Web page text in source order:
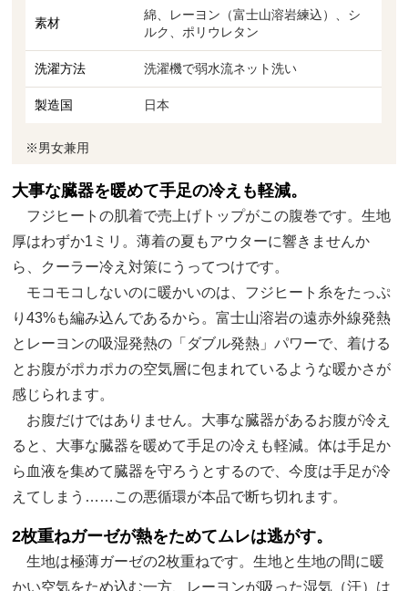
素材
綿、レーヨン（富士山溶岩練込）、シ
ルク、ポリウレタン
洗濯方法 洗濯機で弱水流ネット洗い
製造国 日本
※男女兼用
大事な臓器を暖めて手足の冷えも軽減。
フジヒートの肌着で売上げトップがこの腹巻です。生地
厚はわずか1ミリ。薄着の夏もアウターに響きませんか
ら、クーラー冷え対策にうってつけです。
モコモコしないのに暖かいのは、フジヒート糸をたっぷ
り43%も編み込んであるから。富士山溶岩の遠赤外線発熱
とレーヨンの吸湿発熱の「ダブル発熱」パワーで、着ける
とお腹がポカポカの空気層に包まれているような暖かさが
感じられます。
お腹だけではありません。大事な臓器があるお腹が冷え
ると、大事な臓器を暖めて手足の冷えも軽減。体は手足か
ら血液を集めて臓器を守ろうとするので、今度は手足が冷
えてしまう……この悪循環が本品で断ち切れます。
2枚重ねガーゼが熱をためてムレは逃がす。
生地は極薄ガーゼの2枚重ねです。生地と生地の間に暖
かい空気をため込む一方、レーヨンが吸った湿気（汗）は